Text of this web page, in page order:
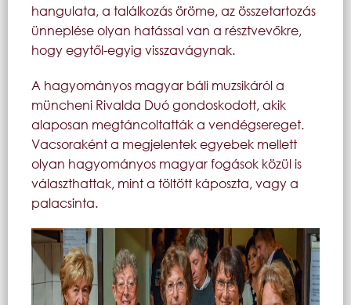
hangulata, a találkozás öröme, az összetartozás
ünneplése olyan hatással van a résztvevőkre,
hogy egytől-egyig visszavágynak.
A hagyományos magyar báli muzsikáról a
müncheni Rivalda Duó gondoskodott, akik
alaposan megtáncoltatták a vendégsereget.
Vacsoraként a megjelentek egyebek mellett
olyan hagyományos magyar fogások közül is
választhattak, mint a töltött káposzta, vagy a
palacsinta.